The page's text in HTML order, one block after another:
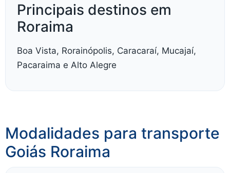
Principais destinos em
Roraima
Boa Vista, Rorainópolis, Caracaraí, Mucajaí,
Pacaraima e Alto Alegre
Modalidades para transporte
Goiás Roraima